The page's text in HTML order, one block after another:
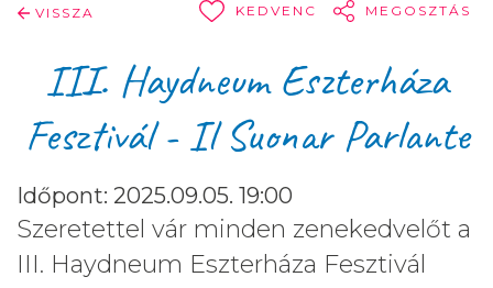
VISSZA KEDVENC MEGOSZTÁS
III. Haydneum Eszterháza
Fesztivál - Il Suonar Parlante
Időpont: 2025.09.05. 19:00
Szeretettel vár minden zenekedvelőt a
III. Haydneum Eszterháza Fesztivál